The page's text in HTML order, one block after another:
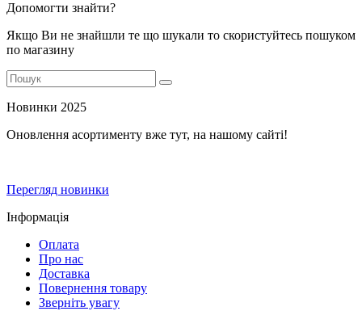
Допомогти знайти?
Якщо Ви не знайшли те що шукали то скористуйтесь пошуком
по магазину
Новинки 2025
Оновлення асортименту вже тут, на нашому сайті!
Перегляд новинки
Інформація
Оплата
Про нас
Доставка
Повернення товару
Зверніть увагу